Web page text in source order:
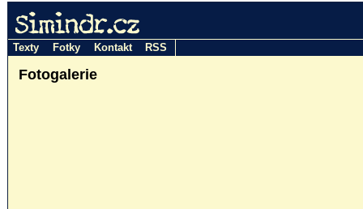
Simindr.cz
Texty Fotky Kontakt RSS
Fotogalerie